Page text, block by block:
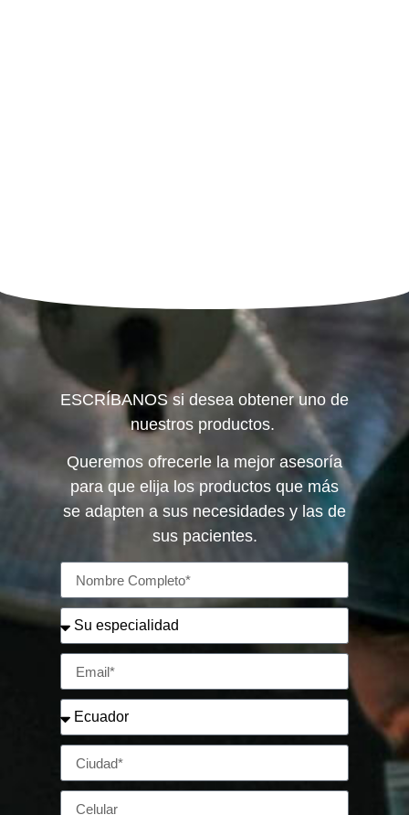
ESCRÍBANOS si desea obtener uno de
nuestros productos.
Queremos ofrecerle la mejor asesoría
para que elija los productos que más
se adapten a sus necesidades y las de
sus pacientes.